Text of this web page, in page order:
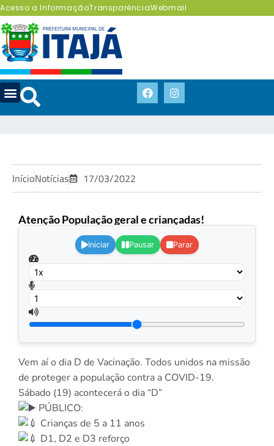
Acesso a InformaçãoTransparênciaWebmail
InícioNotícias 17/03/2022
Atenção População geral e criançadas!
Iniciar Pausar Parar
Vem aí o dia D de Vacinação. Todos unidos na missão
de proteger a população contra a COVID-19.
Sábado (19) acontecerá o dia “D”
PÚBLICO:
Crianças de 5 a 11 anos
D1, D2 e D3 reforço